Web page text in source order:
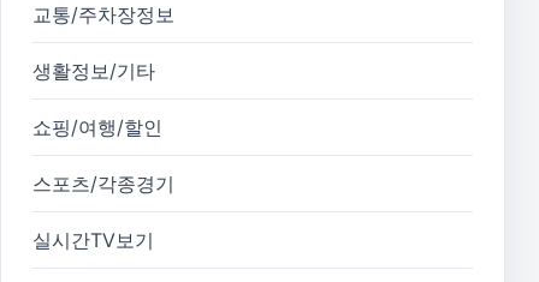
교통/주차장정보
생활정보/기타
쇼핑/여행/할인
스포츠/각종경기
실시간TV보기